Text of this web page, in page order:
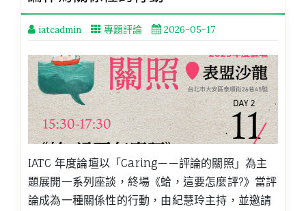
iatcadmin 專題評論 2026-05-17
IATC 年度論壇以「Caring——評論的關照」為主
題展開一系列座談，終場《蛤，這要怎麼評?》當評
論成為一種關係性的行動，由紀慧玲主持，並邀請